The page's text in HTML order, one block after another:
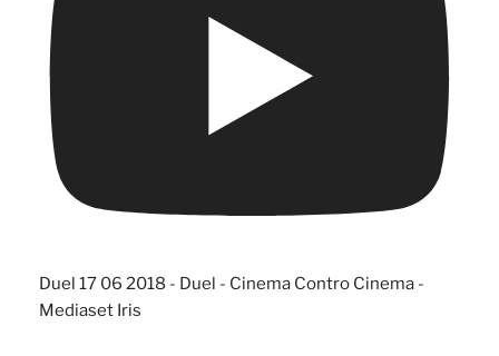
Duel 17 06 2018 - Duel - Cinema Contro Cinema -
Mediaset Iris